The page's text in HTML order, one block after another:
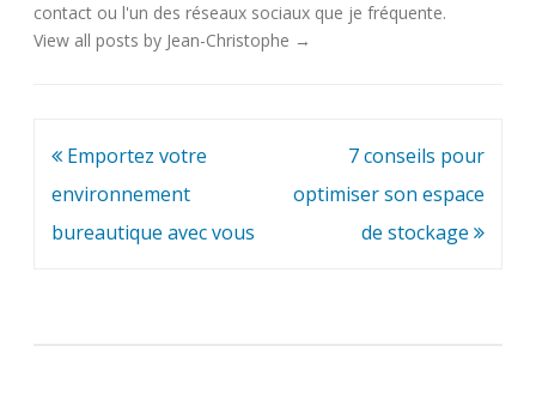
contact ou l'un des réseaux sociaux que je fréquente.
View all posts by Jean-Christophe →
Navigation
de
l’article
Emportez votre
environnement
bureautique avec vous
7 conseils pour
optimiser son espace
de stockage